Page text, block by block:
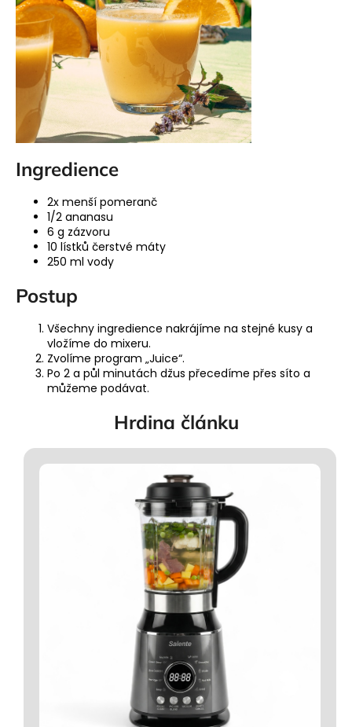
Ingredience
2x menší pomeranč
1/2 ananasu
6 g zázvoru
10 lístků čerstvé máty
250 ml vody
Postup
Všechny ingredience nakrájíme na stejné kusy a
vložíme do mixeru.
Zvolíme program „Juice“.
Po 2 a půl minutách džus přecedíme přes síto a
můžeme podávat.
Hrdina článku
a
j
í